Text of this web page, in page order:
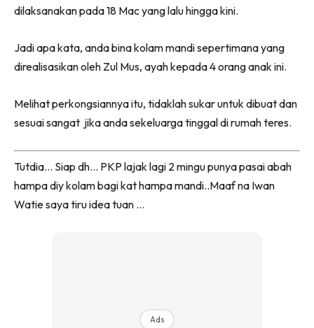
dilaksanakan pada 18 Mac yang lalu hingga kini.
Jadi apa kata, anda bina kolam mandi sepertimana yang
direalisasikan oleh Zul Mus, ayah kepada 4 orang anak ini.
Melihat perkongsiannya itu, tidaklah sukar untuk dibuat dan
sesuai sangat jika anda sekeluarga tinggal di rumah teres.
Tutdia… Siap dh… PKP lajak lagi 2 mingu punya pasai abah
hampa diy kolam bagi kat hampa mandi..Maaf na Iwan
Watie saya tiru idea tuan …
Ads